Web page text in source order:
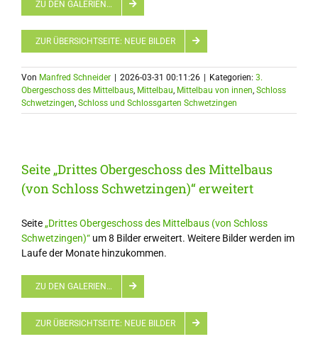
ZU DEN GALERIEN…
ZUR ÜBERSICHTSEITE: NEUE BILDER
Von Manfred Schneider 2026-03-31 00:11:26 Kategorien: 3.
Obergeschoss des Mittelbaus, Mittelbau, Mittelbau von innen, Schloss
Schwetzingen, Schloss und Schlossgarten Schwetzingen
Seite „Drittes Obergeschoss des Mittelbaus
(von Schloss Schwetzingen)“ erweitert
Seite„Drittes Obergeschoss des Mittelbaus (von Schloss
Schwetzingen)“um 8 Bilder erweitert. Weitere Bilder werden im
Laufe der Monate hinzukommen.
ZU DEN GALERIEN…
ZUR ÜBERSICHTSEITE: NEUE BILDER